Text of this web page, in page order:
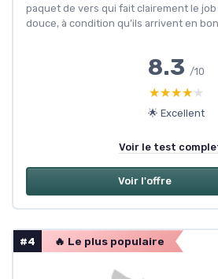
paquet de vers qui fait clairement le
douce, à condition qu’ils arrivent en
8.3 /10
★★★★★
★★★★★
🌟 Excellent
Voir le test
Voir l'offre
#4 🔥 Le plus populaire